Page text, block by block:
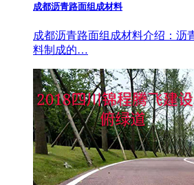
成都沥青路面组成材料
成都沥青路面组成材料介绍：沥
料制成的…